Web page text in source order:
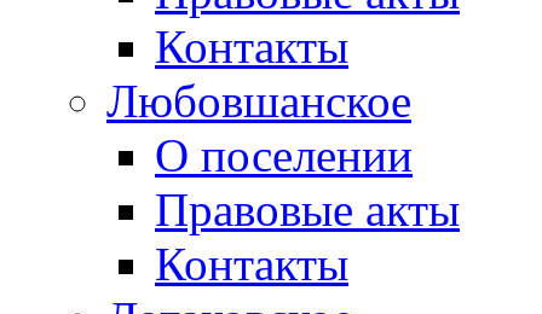
Контакты
Любовшанское
О поселении
Правовые акты
Контакты